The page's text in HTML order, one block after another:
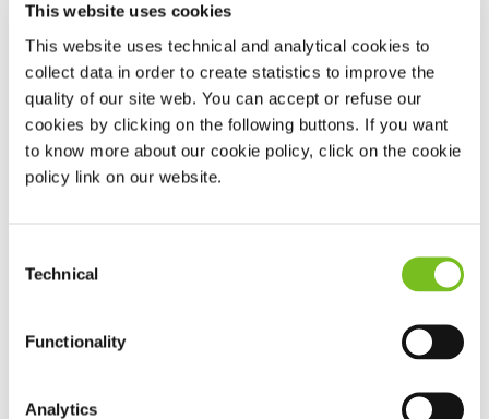
This website uses cookies
This website uses technical and analytical cookies to
collect data in order to create statistics to improve the
quality of our site web. You can accept or refuse our
cookies by clicking on the following buttons. If you want
to know more about our cookie policy, click on the cookie
policy link on our website.
Selection
Technical
Functionality
Analytics
Longfonds
Het Longfonds strijdt voor gezonde longen en tegen
ongeneeslijke longziekten.
Bezoek de website
NCFS